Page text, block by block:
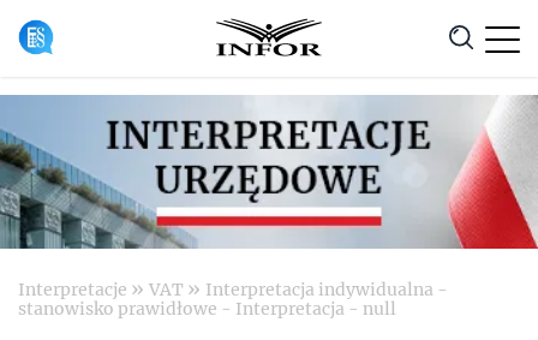
Anuluj
Interpretacje » VAT » Interpretacja indywidualna -
stanowisko prawidłowe - Interpretacja - null